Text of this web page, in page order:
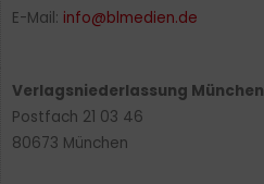
E-Mail: info@blmedien.de
Verlagsniederlassung München
Postfach 21 03 46
80673 München